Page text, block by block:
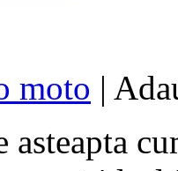
moto |
asteapta